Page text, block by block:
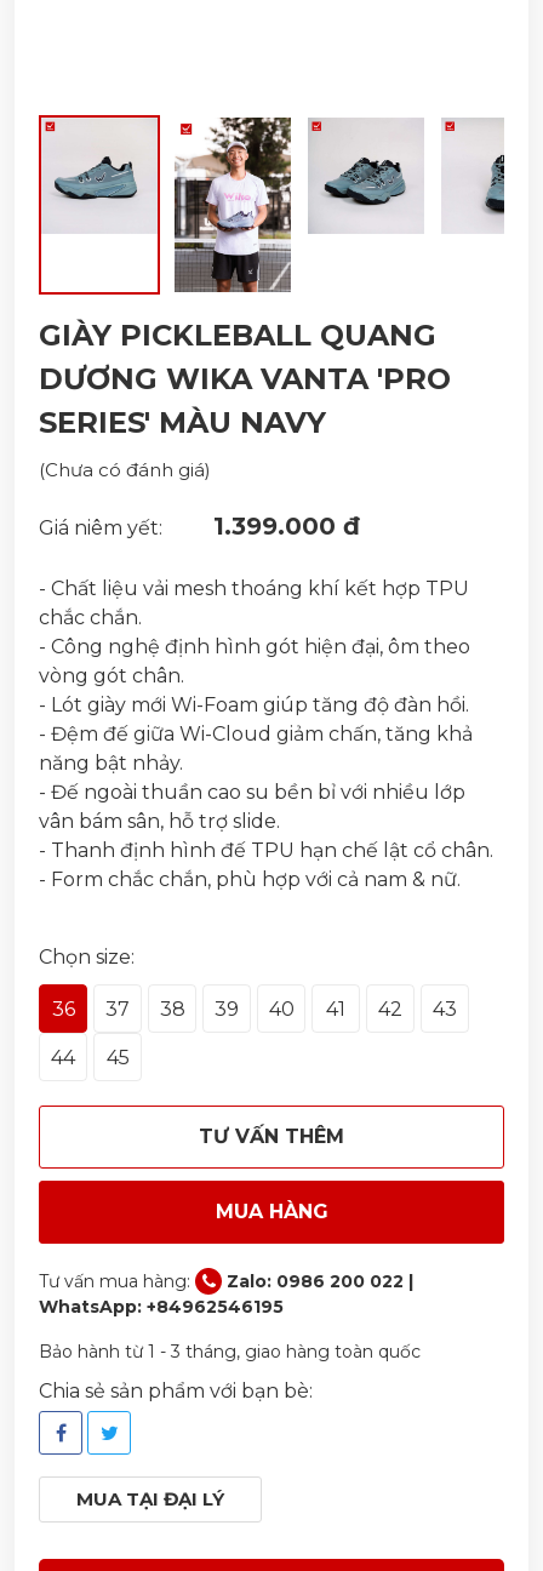
GIÀY PICKLEBALL QUANG
DƯƠNG WIKA VANTA 'PRO
SERIES' MÀU NAVY
(Chưa có đánh giá)
Giá niêm yết: 1.399.000 đ
- Chất liệu vải mesh thoáng khí kết hợp TPU
chắc chắn.
- Công nghệ định hình gót hiện đại, ôm theo
vòng gót chân.
- Lót giày mới Wi-Foam giúp tăng độ đàn hồi.
- Đệm đế giữa Wi-Cloud giảm chấn, tăng khả
năng bật nhảy.
- Đế ngoài thuần cao su bền bỉ với nhiều lớp
vân bám sân, hỗ trợ slide.
- Thanh định hình đế TPU hạn chế lật cổ chân.
- Form chắc chắn, phù hợp với cả nam & nữ.
Chọn size:
36 37 38 39 40 41 42 43
44 45
TƯ VẤN THÊM
MUA HÀNG
Tư vấn mua hàng:
Zalo: 0986 200 022 |
WhatsApp: +84962546195
Bảo hành từ 1 - 3 tháng, giao hàng toàn quốc
Chia sẻ sản phẩm với bạn bè:
MUA TẠI ĐẠI LÝ